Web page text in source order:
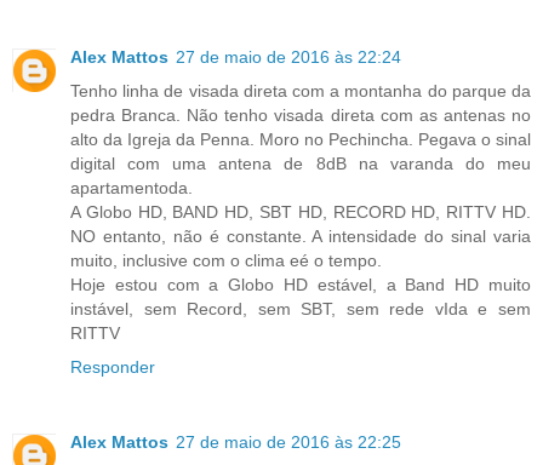
Alex Mattos 27 de maio de 2016 às 22:24
Tenho linha de visada direta com a montanha do parque da
pedra Branca. Não tenho visada direta com as antenas no
alto da Igreja da Penna. Moro no Pechincha. Pegava o sinal
digital com uma antena de 8dB na varanda do meu
apartamentoda.
A Globo HD, BAND HD, SBT HD, RECORD HD, RITTV HD.
NO entanto, não é constante. A intensidade do sinal varia
muito, inclusive com o clima eé o tempo.
Hoje estou com a Globo HD estável, a Band HD muito
instável, sem Record, sem SBT, sem rede vIda e sem
RITTV
Responder
Alex Mattos 27 de maio de 2016 às 22:25